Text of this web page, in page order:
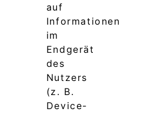
auf
Informationen
im
Endgerät
des
Nutzers
(z. B.
Device-